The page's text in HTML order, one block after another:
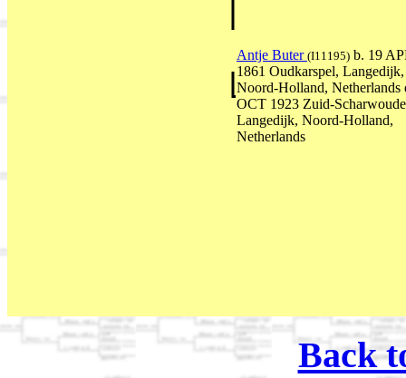
Antje Buter (I11195) b. 19
1861 Oudkarspel, Langedijk,
Noord-Holland, Netherlands
OCT 1923 Zuid-
Langedijk, Noord-Holland,
Netherlands
Back